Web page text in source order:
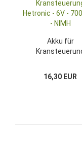
Akku für
16,30 EUR